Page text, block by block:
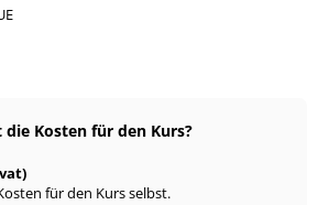
Kosten für den Kurs?
für den Kurs selbst.